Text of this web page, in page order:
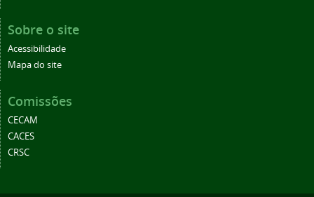
Sobre o site
Acessibilidade
Mapa do site
Comissões
CECAM
CACES
CRSC